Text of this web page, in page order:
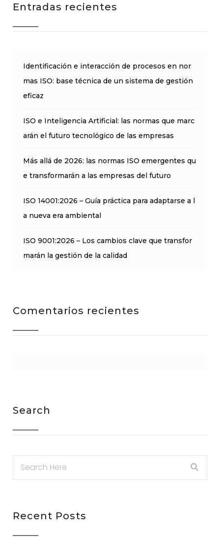
Entradas recientes
Identificación e interacción de procesos en nor
mas ISO: base técnica de un sistema de gestión
eficaz
ISO e Inteligencia Artificial: las normas que marc
arán el futuro tecnológico de las empresas
Más allá de 2026: las normas ISO emergentes qu
e transformarán a las empresas del futuro
ISO 14001:2026 – Guía práctica para adaptarse a l
a nueva era ambiental
ISO 9001:2026 – Los cambios clave que transfor
marán la gestión de la calidad
Comentarios recientes
Search
Recent Posts